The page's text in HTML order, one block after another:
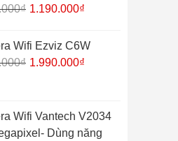
₫ Giá
là:
1.290.000₫.
1.190.000₫
tại
Wifi Ezviz C6W
₫ Giá
2.690.000₫.
1.990.000₫
là:
1.990.000₫.
Wifi Vantech V2034
Dùng năng